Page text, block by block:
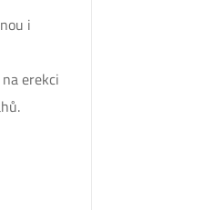
i
erekci